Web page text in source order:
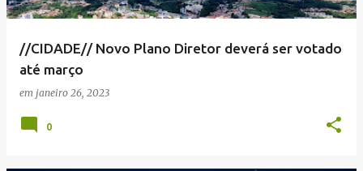
//CIDADE// Novo Plano Diretor deverá ser votado
até março
em janeiro 26, 2023
0